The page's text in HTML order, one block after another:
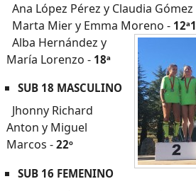
Ana López Pérez y Claudia
Marta Mier y Emma Moreno -
Alba Hernández y
María Lorenzo - 18ª
SUB 18 MASCULINO
Jhonny Richard
Anton y Miguel
Marcos - 22º
SUB 16 FEMENINO